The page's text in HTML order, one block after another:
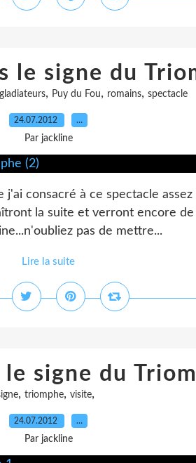
le signe du
gladiateurs, Puy du Fou, romains, spectacle
24.07.2012 …
Par jackline
consacré à ce spectacle assez
la suite et verront encore
pas de mettre...
Lire la suite
le signe du
, triomphe, visite,
24.07.2012 …
Par jackline